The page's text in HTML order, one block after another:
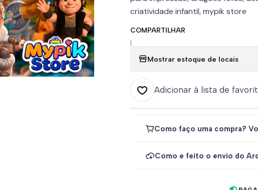
criatividade infantil, mypik store
COMPARTILHAR
|
Mostrar estoque de locais
Adicionar à lista de
Como faço uma compra?
Como e feito o envio do